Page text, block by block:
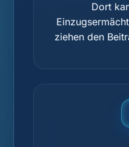
Dort
ziehen den